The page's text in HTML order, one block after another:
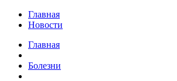
Главная
Новости
Главная
Болезни